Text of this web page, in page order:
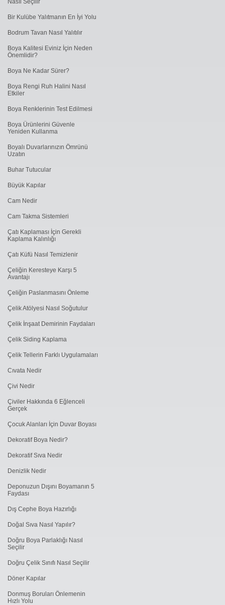
Bir Kulübe Yalıtmanın En İyi Yolu
Bodrum Tavan Nasıl Yalıtılır
Boya Kalitesi Eviniz İçin Neden
Önemlidir?
Boya Ne Kadar Sürer?
Boya Rengi Ruh Halini Nasıl
Etkiler
Boya Renklerinin Test Edilmesi
Boya Ürünlerini Güvenle
Yeniden Kullanma
Boyalı Duvarlarınızın Ömrünü
Uzatın
Buhar Tutucular
Büyük Kapılar
Cam Nedir
Cam Takma Sistemleri
Çatı Kaplaması İçin Gerekli
Kaplama Kalınlığı
Çatı Küfü Nasıl Temizlenir
Çeliğin Keresteye Karşı 5
Avantajı
Çeliğin Paslanmasını Önleme
Çelik Atölyesi Nasıl Soğutulur
Çelik İnşaat Demirinin Faydaları
Çelik Siding Kaplama
Çelik Tellerin Farklı Uygulamaları
Cıvata Nedir
Çivi Nedir
Çiviler Hakkında 6 Eğlenceli
Gerçek
Çocuk Alanları İçin Duvar Boyası
Dekoratif Boya Nedir?
Dekoratif Sıva Nedir
Denizlik Nedir
Deponuzun Dışını Boyamanın 5
Faydası
Dış Cephe Boya Hazırlığı
Doğal Sıva Nasıl Yapılır?
Doğru Boya Parlaklığı Nasıl
Seçilir
Doğru Çelik Sınıfı Nasıl Seçilir
Döner Kapılar
Donmuş Boruları Önlemenin
Hızlı Yolu